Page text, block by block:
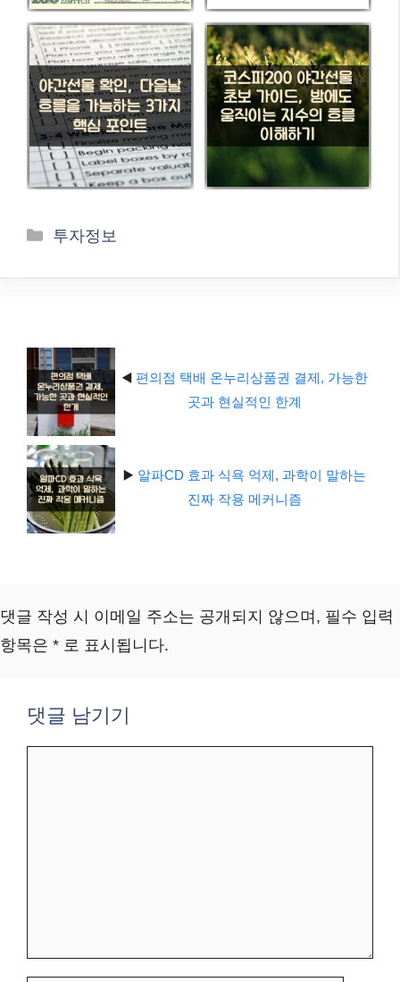
카
투자정보
◀️ 편의점 택배 온누리상품권 결제, 가능한
곳과 현실적인 한계
▶️ 알파CD 효과 식욕 억제, 과학이 말하는
진짜 작용 메커니즘
댓글 작성 시 이메일 주소는 공개되지 않으며, 필수 입력
항목은 * 로 표시됩니다.
댓글 남기기